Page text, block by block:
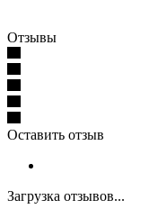
Отзывы
Оставить отзыв
Загрузка отзывов...